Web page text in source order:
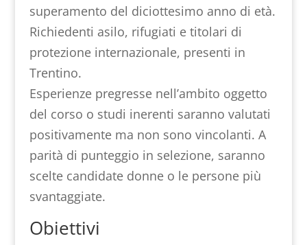
superamento del diciottesimo anno di età.
Richiedenti asilo, rifugiati e titolari di
protezione internazionale, presenti in
Trentino.
Esperienze pregresse nell’ambito oggetto
del corso o studi inerenti saranno valutati
positivamente ma non sono vincolanti. A
parità di punteggio in selezione, saranno
scelte candidate donne o le persone più
svantaggiate.
Obiettivi